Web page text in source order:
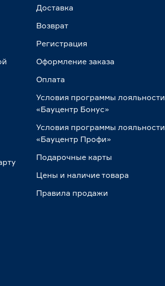
Доставка
Возврат
Регистрация
Оформление заказа
Оплата
Условия программы лояльности
«Бауцентр Бонус»
Условия программы лояльности
«Бауцентр Профи»
Подарочные карты
Цены и наличие товара
Правила продажи